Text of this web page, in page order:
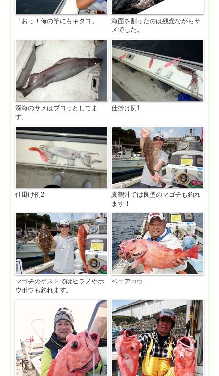
「おっ！俺の竿にもキタヨ」
海面を割ったのは残念ながらサ
メでした。
深海のサメはブヨっとしてま
す。
仕掛け例1
仕掛け例2
真鶴沖では良型のマゴチも釣れ
ます！
マゴチのゲストではヒラメやホ
ウボウも釣れます。
ベニアコウ